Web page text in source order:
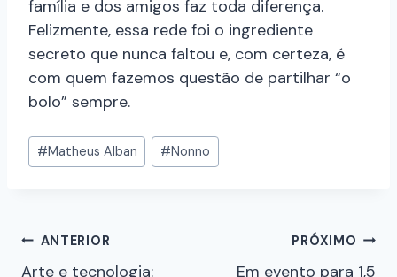
família e dos amigos faz toda diferença.
Felizmente, essa rede foi o ingrediente
secreto que nunca faltou e, com certeza, é
com quem fazemos questão de partilhar “o
bolo” sempre.
#Matheus Alban #Nonno
ANTERIOR
Arte e tecnologia:
PRÓXIMO
Em evento para 1,5